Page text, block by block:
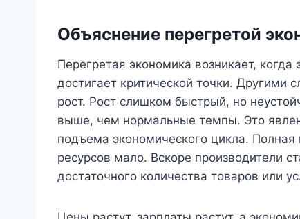
Объяснение перегретой
Перегретая экономика возникает,
достигает критической точки.
рост. Рост слишком быстрый, но
выше, чем нормальные темпы. Это
подъема экономического цикла.
ресурсов мало. Вскоре производители
достаточного количества товаров или